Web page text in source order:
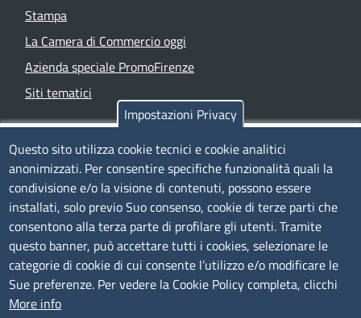
Stampa
La Camera di Commercio oggi
Azienda speciale PromoFirenze
Siti tematici
TRASPARENZA
Albo Online
Amministrazione trasparente
Bandi e concorsi
Segnalazioni Whistleblowing
Accessibilità
IBAN e pagamenti informatici
Impostazioni Privacy
Questo sito utilizza cookie tecnici e cookie analitici
anonimizzati. Per consentire specifiche funzionalità quali la
condivisione e/o la visione di contenuti, possono essere
installati, solo previo Suo consenso, cookie di terze parti che
consentono alla terza parte di profilare gli utenti. Tramite
questo banner, può accettare tutti i cookies, selezionare le
categorie di cookie di cui consente l’utilizzo e/o modificare le
Sue preferenze. Per vedere la Cookie Policy completa, clicchi
More info